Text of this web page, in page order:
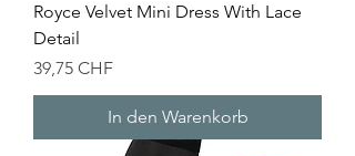
Royce Velvet Mini Dress With Lace
Detail
Preis
39,75 CHF
In den Warenkorb